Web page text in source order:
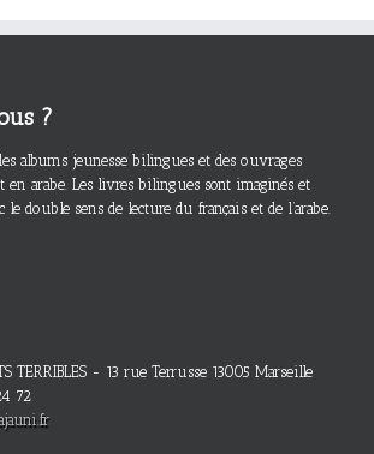
?
albums jeunesse bilingues et des ouvrages
en arabe. Les livres bilingues sont imaginés et
double sens de lecture du français et de l’arabe.
TERRIBLES - 13 rue Terrusse 13005 Marseille
72